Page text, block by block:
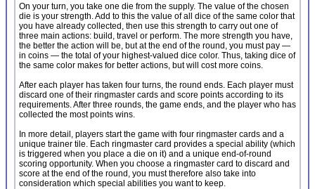
On your turn, you take one die from the supply. The value of the chosen
die is your strength. Add to this the value of all dice of the same color that
you have already collected, then use this strength to carry out one of
three main actions: build, travel or perform. The more strength you have,
the better the action will be, but at the end of the round, you must pay —
in coins — the total of your highest-valued dice color. Thus, taking dice of
the same color makes for better actions, but will cost more coins.
After each player has taken four turns, the round ends. Each player must
discard one of their ringmaster cards and score points according to its
requirements. After three rounds, the game ends, and the player who has
collected the most points wins.
In more detail, players start the game with four ringmaster cards and a
unique trainer tile. Each ringmaster card provides a special ability (which
is triggered when you place a die on it) and a unique end-of-round
scoring opportunity. When you choose a ringmaster card to discard and
score at the end of the round, you must therefore also take into
consideration which special abilities you want to keep.